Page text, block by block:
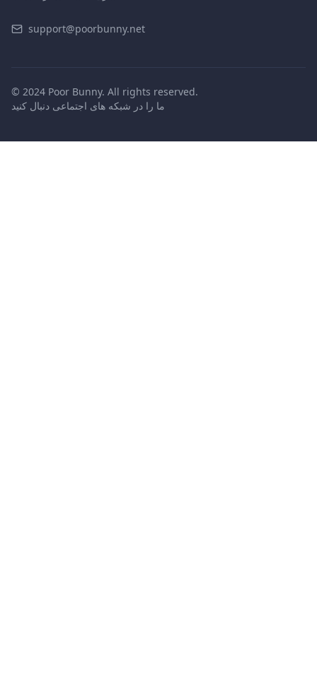
support@poorbunny.net
© 2024 Poor Bunny. All rights reserved.
ما را در شبکه های اجتماعی دنبال کنید